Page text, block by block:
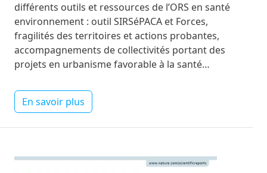
différents outils et ressources de l’ORS en santé
environnement : outil SIRSéPACA et Forces,
fragilités des territoires et actions probantes,
accompagnements de collectivités portant des
projets en urbanisme favorable à la santé…
En savoir plus
Image